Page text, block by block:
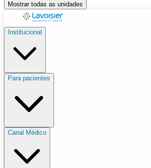
Mostrar todas as unidades
Institucional
Para pacientes
Canal Médico